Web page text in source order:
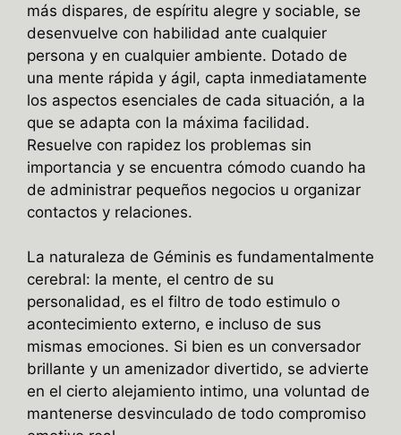
más dispares, de espíritu alegre y sociable, se
desenvuelve con habilidad ante cualquier
persona y en cualquier ambiente. Dotado de
una mente rápida y ágil, capta inmediatamente
los aspectos esenciales de cada situación, a la
que se adapta con la máxima facilidad.
Resuelve con rapidez los problemas sin
importancia y se encuentra cómodo cuando ha
de administrar pequeños negocios u organizar
contactos y relaciones.
La naturaleza de Géminis es fundamentalmente
cerebral: la mente, el centro de su
personalidad, es el filtro de todo estimulo o
acontecimiento externo, e incluso de sus
mismas emociones. Si bien es un conversador
brillante y un amenizador divertido, se advierte
en el cierto alejamiento intimo, una voluntad de
mantenerse desvinculado de todo compromiso